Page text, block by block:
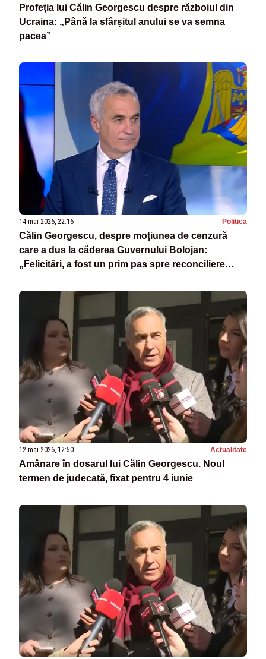
Profeția lui Călin Georgescu despre războiul din
Ucraina: „Până la sfârșitul anului se va semna
pacea”
14 mai 2026, 22:16 Politica
Călin Georgescu, despre moțiunea de cenzură
care a dus la căderea Guvernului Bolojan:
„Felicitări, a fost un prim pas spre reconciliere
12 mai 2026, 12:50 Actualitate
Amânare în dosarul lui Călin Georgescu. Noul
termen de judecată, fixat pentru 4 iunie